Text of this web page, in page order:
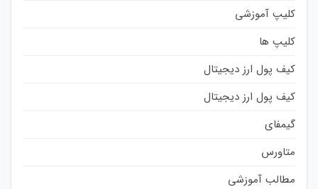
کلیپ آموزشی
کلیپ ها
کیف پول ارز دیجیتال
کیف پول ارز دیجیتال
گیمفای
متاورس
مطالب آموزشی